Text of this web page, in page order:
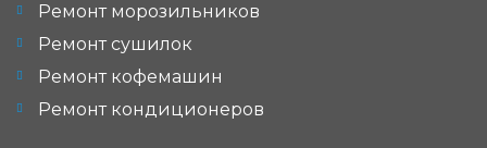
Ремонт морозильников
Ремонт сушилок
Ремонт кофемашин
Ремонт кондиционеров